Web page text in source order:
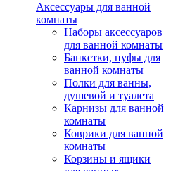
Аксессуары для ванной
комнаты
Наборы аксессуаров
для ванной комнаты
Банкетки, пуфы для
ванной комнаты
Полки для ванны,
душевой и туалета
Карнизы для ванной
комнаты
Коврики для ванной
комнаты
Корзины и ящики